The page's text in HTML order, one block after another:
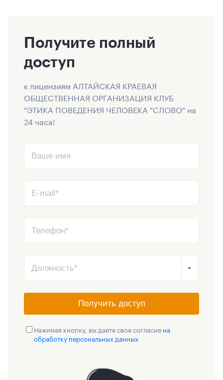
Получите полный
доступ
к лицензиям АЛТАЙСКАЯ КРАЕВАЯ
ОБЩЕСТВЕННАЯ ОРГАНИЗАЦИЯ КЛУБ
"ЭТИКА ПОВЕДЕНИЯ ЧЕЛОВЕКА "СЛОВО" на
24 часа!
Получить доступ
Нажимая кнопку, вы даете свое согласие на
обработку персональных данных